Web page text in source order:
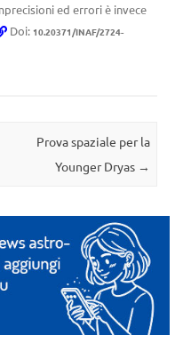
ed errori è invece
Doi: 10.20371/INAF/2724-
Prova spaziale per la
Younger Dryas →